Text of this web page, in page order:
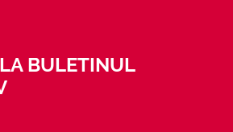
BULETINUL